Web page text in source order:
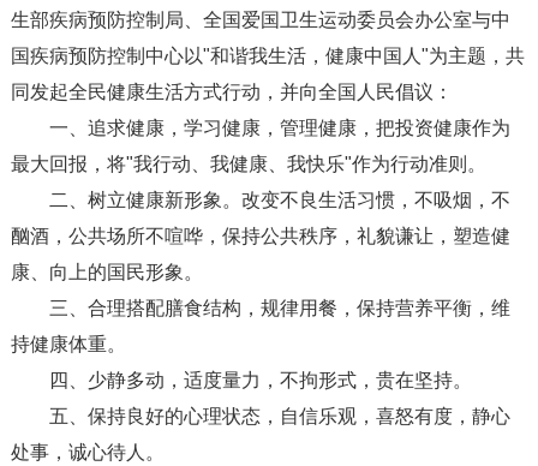
生部疾病预防控制局、全国爱国卫生运动委员会办公室与中
国疾病预防控制中心以"和谐我生活，健康中国人"为主题，共
同发起全民健康生活方式行动，并向全国人民倡议：
一、追求健康，学习健康，管理健康，把投资健康作为
最大回报，将"我行动、我健康、我快乐"作为行动准则。
二、树立健康新形象。改变不良生活习惯，不吸烟，不
酗酒，公共场所不喧哗，保持公共秩序，礼貌谦让，塑造健
康、向上的国民形象。
三、合理搭配膳食结构，规律用餐，保持营养平衡，维
持健康体重。
四、少静多动，适度量力，不拘形式，贵在坚持。
五、保持良好的心理状态，自信乐观，喜怒有度，静心
处事，诚心待人。